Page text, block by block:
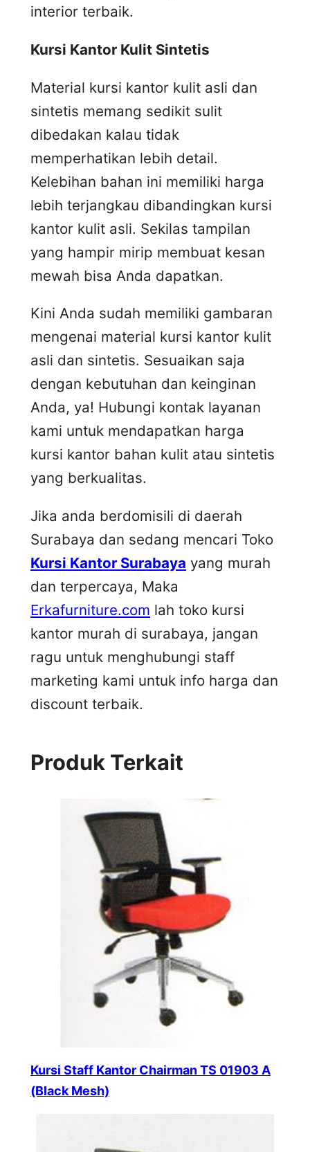
interior terbaik.
Kursi Kantor Kulit Sintetis
Material kursi kantor kulit asli dan
sintetis memang sedikit sulit
dibedakan kalau tidak
memperhatikan lebih detail.
Kelebihan bahan ini memiliki harga
lebih terjangkau dibandingkan kursi
kantor kulit asli. Sekilas tampilan
yang hampir mirip membuat kesan
mewah bisa Anda dapatkan.
Kini Anda sudah memiliki gambaran
mengenai material kursi kantor kulit
asli dan sintetis. Sesuaikan saja
dengan kebutuhan dan keinginan
Anda, ya! Hubungi kontak layanan
kami untuk mendapatkan harga
kursi kantor bahan kulit atau sintetis
yang berkualitas.
Jika anda berdomisili di daerah
Surabaya dan sedang mencari Toko
Kursi Kantor Surabaya yang murah
dan terpercaya, Maka
Erkafurniture.com lah toko kursi
kantor murah di surabaya, jangan
ragu untuk menghubungi staff
marketing kami untuk info harga dan
discount terbaik.
Produk Terkait
Kursi Staff Kantor Chairman TS 01903 A
(Black Mesh)